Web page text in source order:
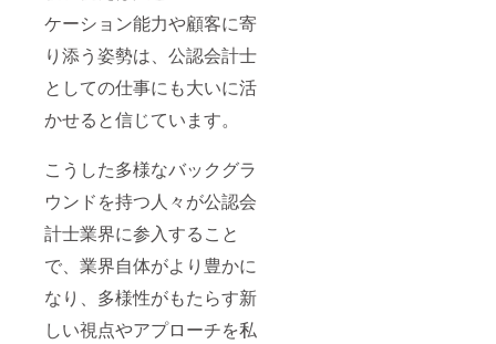
ケーション能力や顧客に寄
り添う姿勢は、公認会計士
としての仕事にも大いに活
かせると信じています。
こうした多様なバックグラ
ウンドを持つ人々が公認会
計士業界に参入すること
で、業界自体がより豊かに
なり、多様性がもたらす新
しい視点やアプローチを私